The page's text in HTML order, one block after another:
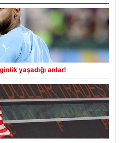
yaşadığı anlar!